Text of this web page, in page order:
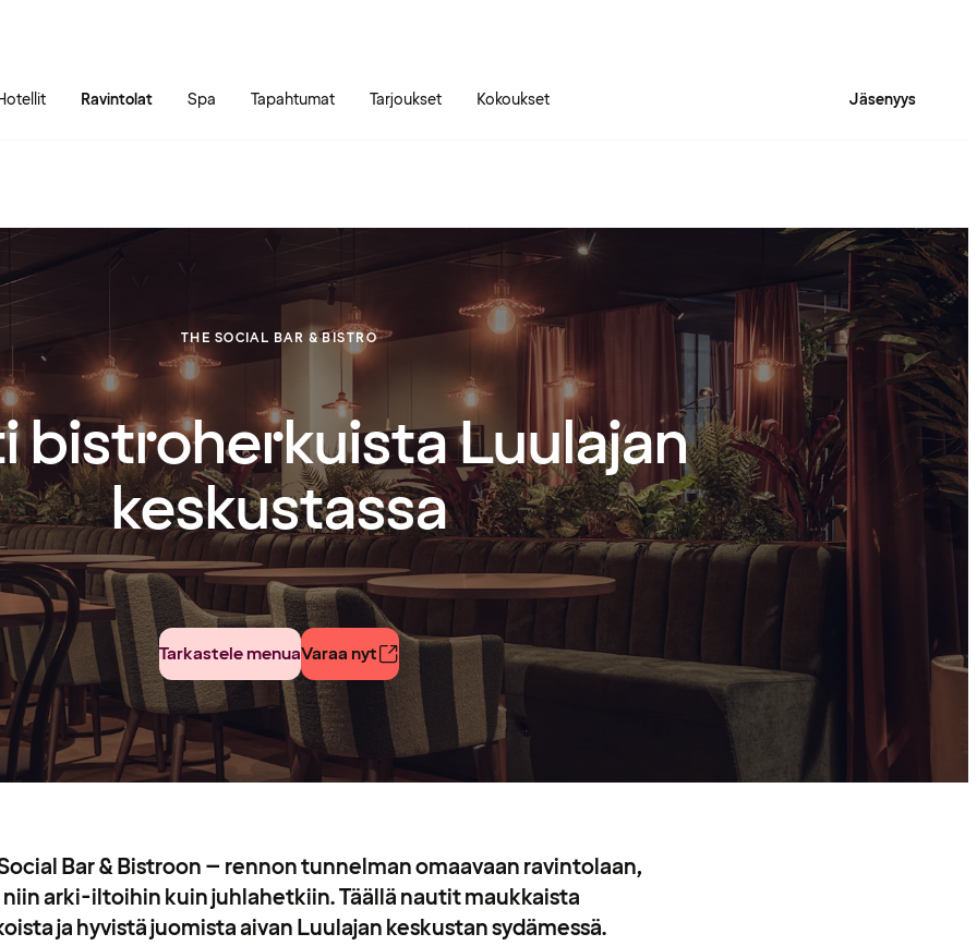
Ravintolat Spa Tapahtumat Tarjoukset Kokoukset Jäsenyys
THE SOCIAL BAR & BISTRO
bistroherkuista Luulajan
keskustassa
Tarkastele menuaVaraa nyt
Bar & Bistroon – rennon tunnelman omaavaan ravintolaan,
niin arki-iltoihin kuin juhlahetkiin. Täällä nautit maukkaista
ja hyvistä juomista aivan Luulajan keskustan sydämessä.